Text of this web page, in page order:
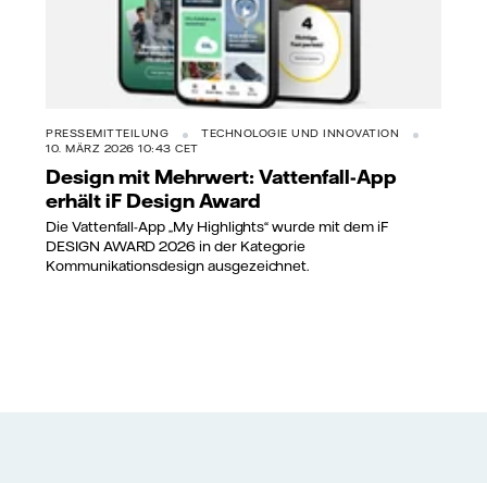
PRESSEMITTEILUNG
TECHNOLOGIE UND INNOVATION
10. MÄRZ 2026 10:43 CET
Design mit Mehrwert: Vattenfall-App
erhält iF Design Award
Die Vattenfall-App „My Highlights“ wurde mit dem iF
DESIGN AWARD 2026 in der Kategorie
Kommunikationsdesign ausgezeichnet.